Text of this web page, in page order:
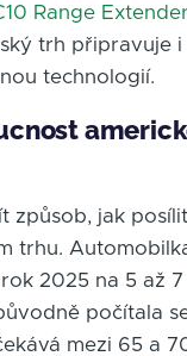
Range Extender
trh připravuje i
technologií.
způsob, jak
trhu.
2025 na 5 až
počítala
mezi 65 a